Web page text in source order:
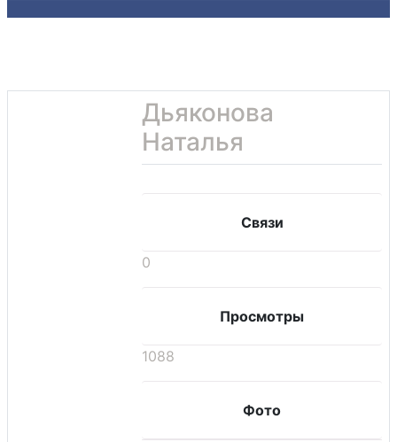
Дьяконова
Наталья
Связи
0
Просмотры
1088
Фото